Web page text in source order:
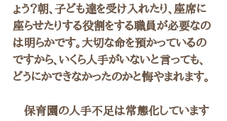
ょう？朝、子ども達を受け入れたり、座席に
座らせたりする役割をする職員が必要なの
は明らかです。大切な命を預かっているの
ですから、いくら人手がいないと言っても、
どうにかできなかったのかと悔やまれます。
保育園の人手不足は常態化しています